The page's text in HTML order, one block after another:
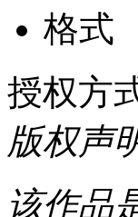
格式
授权方
版权声
该作品